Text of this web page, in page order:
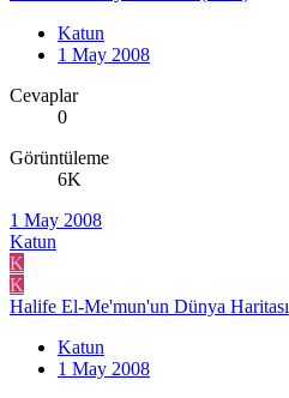
Katun
1 May 2008
Cevaplar
0
Görüntüleme
6K
1 May 2008
Katun
K
K
Halife El-Me'mun'un Dünya Haritası
Katun
1 May 2008